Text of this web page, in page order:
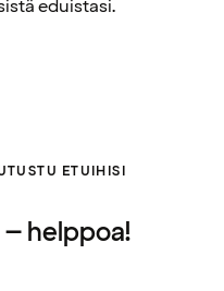
eduistasi.
ETUIHISI
helppoa!